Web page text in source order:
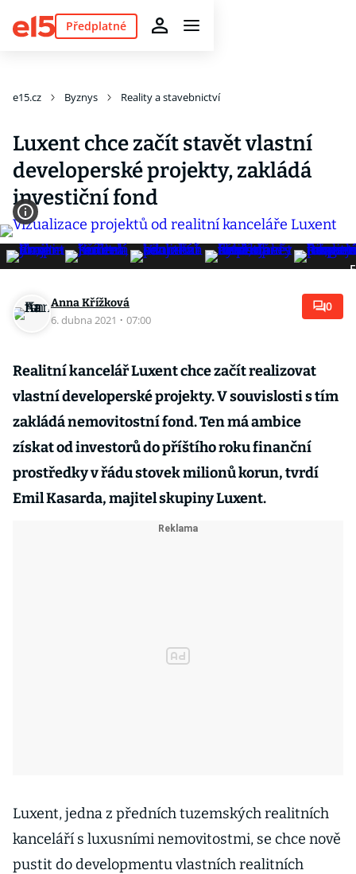
Předplatné
e15.cz Byznys Reality a stavebnictví
Luxent chce začít stavět vlastní
developerské projekty, zakládá
investiční fond
Anna Křížková
6. dubna 2021 · 07:00
0
Realitní kancelář Luxent chce začít realizovat
vlastní developerské projekty. V souvislosti s tím
zakládá nemovitostní fond. Ten má ambice
získat od investorů do příštího roku finanční
prostředky v řádu stovek milionů korun, tvrdí
Emil Kasarda, majitel skupiny Luxent.
Luxent, jedna z předních tuzemských realitních
kanceláří s luxusními nemovitostmi, se chce nově
pustit do developmentu vlastních realitních